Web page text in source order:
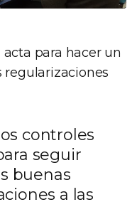
para hacer un
controles
seguir
buenas
a las